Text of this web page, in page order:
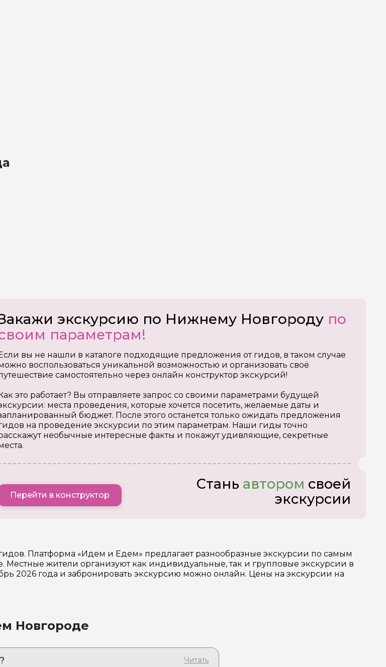
экскурсию по Нижнему Новгороду по
параметрам!
вы не нашли в каталоге подходящие предложения от гидов, в таком случае
воспользоваться уникальной возможностью и организовать своё
самостоятельно через онлайн конструктор экскурсий!
это работает? Вы отправляете запрос со своими параметрами будущей
места проведения, которые хочется посетить, желаемые даты и
бюджет. После этого останется только ожидать предложения
на проведение экскурсии по этим параметрам. Наши гиды точно
необычные интересные факты и покажут удивляющие, секретные
Перейти в конструктор
Стань автором своей
экскурсии
Платформа «Идем и Едем» предлагает разнообразные экскурсии по самым
жители организуют как индивидуальные, так и групповые экскурсии в
2026 года и забронировать экскурсию можно онлайн. Цены на экскурсии на
Новгороде